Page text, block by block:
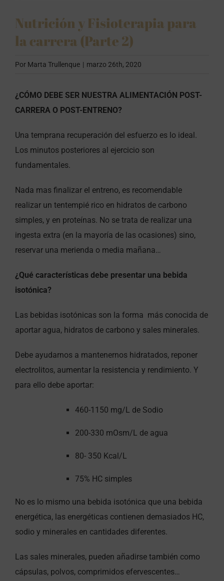
Nutrición y Fisioterapia para
la carrera (Parte 2)
Por Marta Trullenque | marzo 26th, 2020
¿CÓMO DEBE SER NUESTRA ALIMENTACIÓN POST-
CARRERA O POST-ENTRENO?
Una temprana recuperación del esfuerzo es lo ideal.
Los minutos posteriores al ejercicio son
fundamentales.
Nada mas finalizar el entreno, es recomendable
realizar un tentempié rico en hidratos de carbono
simples, y en proteínas. No se trata de realizar una
ingesta extra (en la mayoría de las ocasiones) sino,
reservar una merienda o media mañana…
¿Qué características debe presentar una bebida
isotónica?
Las bebidas isotónicas son la forma más conocida de
aportar agua, hidratos de carbono y sales minerales.
Debe ayudarnos a mantenernos hidratados, reponer
electrolitos, aumentar la resistencia y rendimiento. Y
para ello debe aportar:
460-1150 mg/L de Sodio
200-330 mOsm/L de agua
80- 350 Kcal/L
75% HC simples
No es lo mismo una bebida isotónica que una bebida
energética, las energéticas contienen demasiados HC,
sodio y minerales en cantidades diferentes.
Las sales minerales, pueden añadirse también como
cápsulas, polvos, comprimidos efervescentes…